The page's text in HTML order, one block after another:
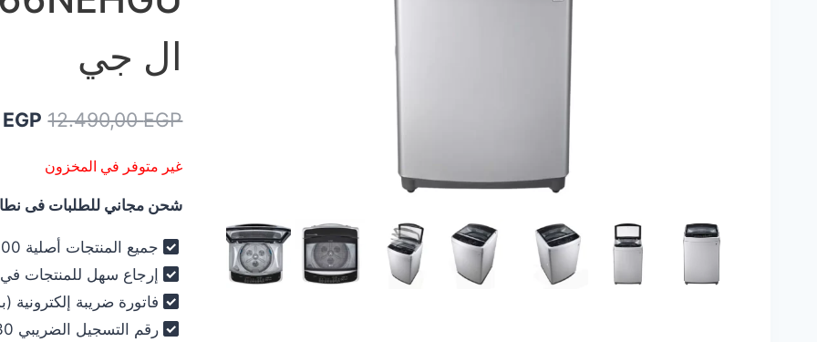
ال جي
12.490,00EGP
EGP.
EGP
غير متوفر في المخزون
شحن مجاني للطلبات فى
جميع المنتجات أصلية 100% - فرز أول فقط .
إرجاع سهل للمنتجات في خلال
فاتورة ضريبة
رقم التسجيل الضريبي 030-012-250 .